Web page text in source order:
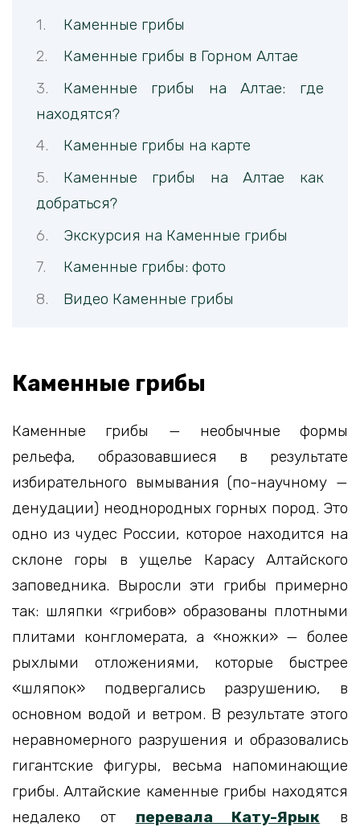
Каменные грибы
Каменные грибы в Горном Алтае
Каменные грибы на Алтае: где
находятся?
Каменные грибы на карте
Каменные грибы на Алтае как
добраться?
Экскурсия на Каменные грибы
Каменные грибы: фото
Видео Каменные грибы
Каменные грибы
Каменные грибы — необычные формы
рельефа, образовавшиеся в результате
избирательного вымывания (по-научному —
денудации) неоднородных горных пород. Это
одно из чудес России, которое находится на
склоне горы в ущелье Карасу Алтайского
заповедника. Выросли эти грибы примерно
так: шляпки «грибов» образованы плотными
плитами конгломерата, а «ножки» — более
рыхлыми отложениями, которые быстрее
«шляпок» подвергались разрушению, в
основном водой и ветром. В результате этого
неравномерного разрушения и образовались
гигантские фигуры, весьма напоминающие
грибы. Алтайские каменные грибы находятся
недалеко от перевала Кату-Ярык в